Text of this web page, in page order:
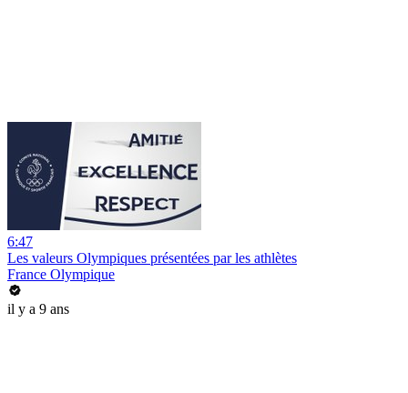
6:47
Les valeurs Olympiques présentées par les athlètes
France Olympique
il y a 9 ans